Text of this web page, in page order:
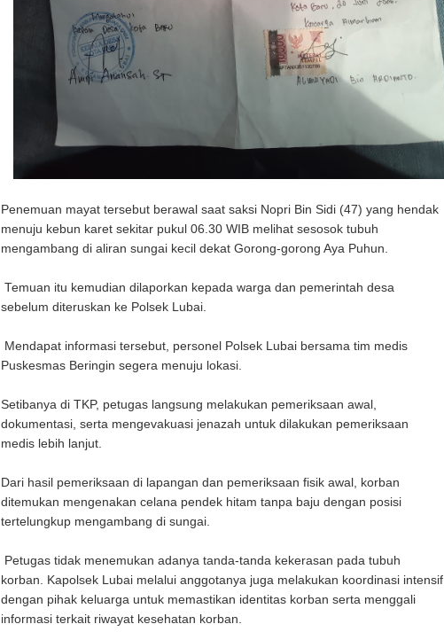
Penemuan mayat tersebut berawal saat saksi Nopri Bin Sidi (47) yang hendak
menuju kebun karet sekitar pukul 06.30 WIB melihat sesosok tubuh
mengambang di aliran sungai kecil dekat Gorong-gorong Aya Puhun.
Temuan itu kemudian dilaporkan kepada warga dan pemerintah desa
sebelum diteruskan ke Polsek Lubai.
Mendapat informasi tersebut, personel Polsek Lubai bersama tim medis
Puskesmas Beringin segera menuju lokasi.
Setibanya di TKP, petugas langsung melakukan pemeriksaan awal,
dokumentasi, serta mengevakuasi jenazah untuk dilakukan pemeriksaan
medis lebih lanjut.
Dari hasil pemeriksaan di lapangan dan pemeriksaan fisik awal, korban
ditemukan mengenakan celana pendek hitam tanpa baju dengan posisi
tertelungkup mengambang di sungai.
Petugas tidak menemukan adanya tanda-tanda kekerasan pada tubuh
korban. Kapolsek Lubai melalui anggotanya juga melakukan koordinasi intensif
dengan pihak keluarga untuk memastikan identitas korban serta menggali
informasi terkait riwayat kesehatan korban.